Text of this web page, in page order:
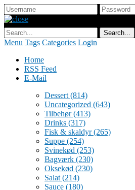
Menu Tags Categories Login
Home
RSS Feed
E-Mail
Dessert (814)
Uncategorized (643)
Tilbehør(413)
Drinks (317)
Fisk & skaldyr(265)
Suppe (254)
Svinekød (253)
Bagværk (230)
Oksekød (230)
Salat (214)
Sauce (180)